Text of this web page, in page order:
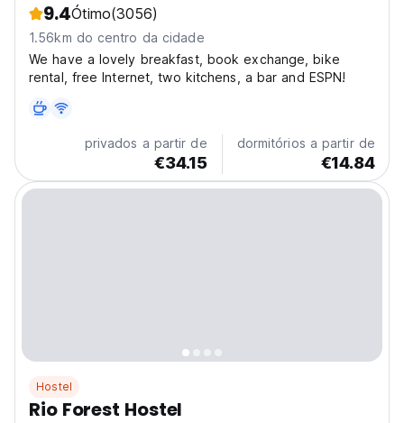
9.4Ótimo(3056)
1.56km do centro da cidade
We have a lovely breakfast, book exchange, bike
rental, free Internet, two kitchens, a bar and ESPN!
privados a partir de
€34.15
dormitórios a partir de
€14.84
Hostel
Rio Forest Hostel